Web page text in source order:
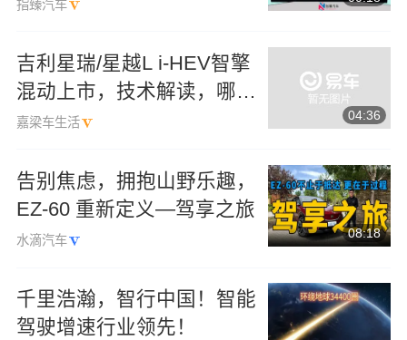
指臻汽车
吉利星瑞/星越L i-HEV智擎
混动上市，技术解读，哪款
车型更推荐
嘉梁车生活
04:36
告别焦虑，拥抱山野乐趣，
EZ-60 重新定义—驾享之旅
水滴汽车
08:18
千里浩瀚，智行中国！智能
驾驶增速行业领先！